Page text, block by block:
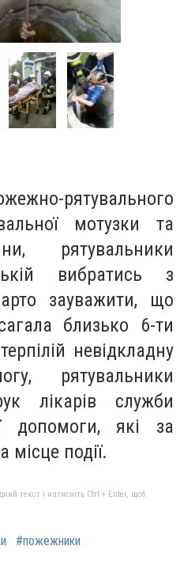
рятувального
мотузки та
рятувальники
вибратись з
зауважити, що
близько 6-ти
невідкладну
рятувальники
лікарів служби
допомоги, які за
події.
текст і натисніть Ctrl + Enter, щоб
#пожежники